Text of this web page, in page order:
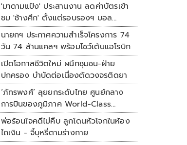
'มาดามแป้ง' ประสานงาน ลดค่าบัตรเข้า
ชม 'ช้างศึก' ตั้งแต่รอบรองฯ บอล
อาเซียน
นายกฯ ประกาศความสำเร็จโครงการ 74
วัน 74 ล้านแคลฯ พร้อมโชว์เต้นแอโรบิก
เปิดโอกาสชีวิตใหม่ ผนึกชุมชน-ฝ่าย
ปกครอง บำบัดต่อเนื่องตัดวงจรติดยา
‘ภัทรพงศ์’ ลุยยกระดับไทย ศูนย์กลาง
การบินของภูมิภาค World-Class
Aviation Hub | ห้องข่าวไทยโพสต์สุด
สัปดาห์
พ่อร้อนใจคดีไม่คืบ ลูกโดนหัวโจกในห้อง
ไถเงิน - จี้บุหรี่ตามร่างกาย